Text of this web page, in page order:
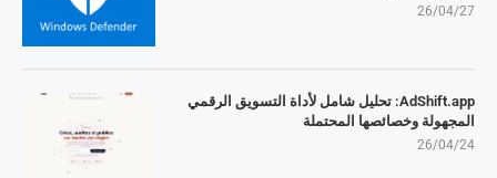
26/04/27
AdShift.app: تحليل شامل لأداة التسويق الرقمي
المجهولة وخصائصها المحتملة
26/04/24